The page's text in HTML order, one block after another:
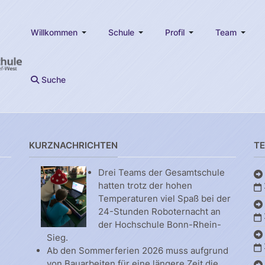
Willkommen Schule Profil Team
Suche
KURZNACHRICHTEN
Drei Teams der Gesamtschule
hatten trotz der hohen
Temperaturen viel Spaß bei der
24-Stunden Roboternacht an
der Hochschule Bonn-Rhein-
Sieg.
Ab den Sommerferien 2026 muss aufgrund